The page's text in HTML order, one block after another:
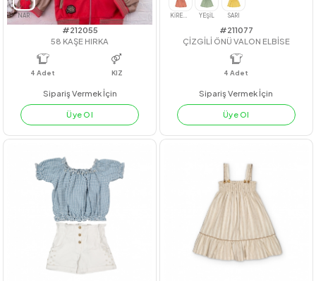
#212055
58 KAŞE HIRKA
Adet
Sipariş Vermek İçin
Üye Ol
#211077
ÇİZGİLİ ÖNÜ VALON ELBİSE
Sipariş Vermek İçin
Üye Ol